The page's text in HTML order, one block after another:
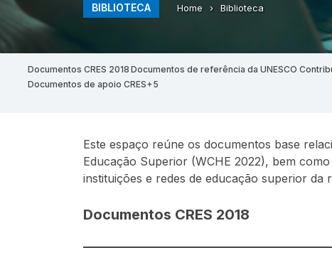
BIBLIOTECA Home › Biblioteca
Documentos CRES 2018 Documentos de referência da UNESCO
Documentos de apoio CRES+5
Este espaço reúne os documentos base
Educação Superior (WCHE 2022), bem
instituições e redes de educação superior da
Documentos CRES 2018